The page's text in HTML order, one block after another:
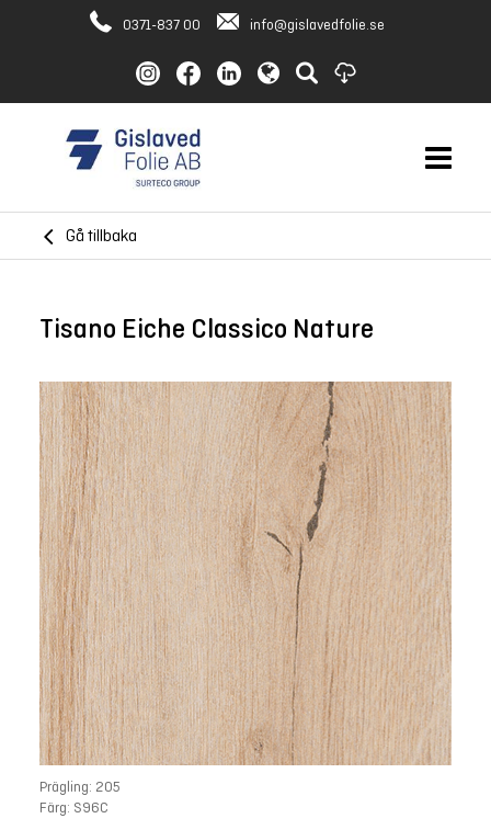
0371-837 00 info@gislavedfolie.se
Gå tillbaka
Tisano Eiche Classico Nature
Prägling: 205
Färg: S96C